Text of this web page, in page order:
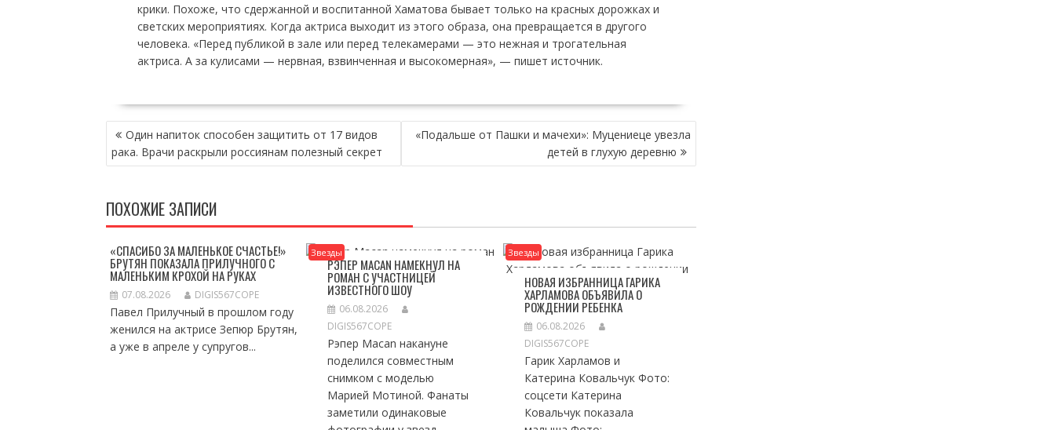
крики. Похоже, что сдержанной и воспитанной Хаматова бывает только на красных дорожках и
светских мероприятиях. Когда актриса выходит из этого образа, она превращается в другого
человека. «Перед публикой в зале или перед телекамерами — это нежная и трогательная
актриса. А за кулисами — нервная, взвинченная и высокомерная», — пишет источник.
НАВИГАЦИЯ
ПО
ЗАПИСЯМ
Один напиток способен защитить от 17 видов
рака. Врачи раскрыли россиянам полезный секрет
«Подальше от Пашки и мачехи»: Муцениеце увезла
детей в глухую деревню
ПОХОЖИЕ ЗАПИСИ
«СПАСИБО ЗА МАЛЕНЬКОЕ СЧАСТЬЕ!»
БРУТЯН ПОКАЗАЛА ПРИЛУЧНОГО С
МАЛЕНЬКИМ КРОХОЙ НА РУКАХ
07.08.2026 DIGIS567COPE
Павел Прилучный в прошлом году
женился на актрисе Зепюр Брутян,
а уже в апреле у супругов...
Звезды
РЭПЕР MACAN НАМЕКНУЛ НА
РОМАН С УЧАСТНИЦЕЙ
ИЗВЕСТНОГО ШОУ
06.08.2026
DIGIS567COPE
Рэпер Macan накануне
поделился совместным
снимком с моделью
Марией Мотиной. Фанаты
заметили одинаковые
Звезды
НОВАЯ ИЗБРАННИЦА ГАРИКА
ХАРЛАМОВА ОБЪЯВИЛА О
РОЖДЕНИИ РЕБЕНКА
06.08.2026
DIGIS567COPE
Гарик Харламов и
Катерина Ковальчук Фото:
соцсети Катерина
Ковальчук показала